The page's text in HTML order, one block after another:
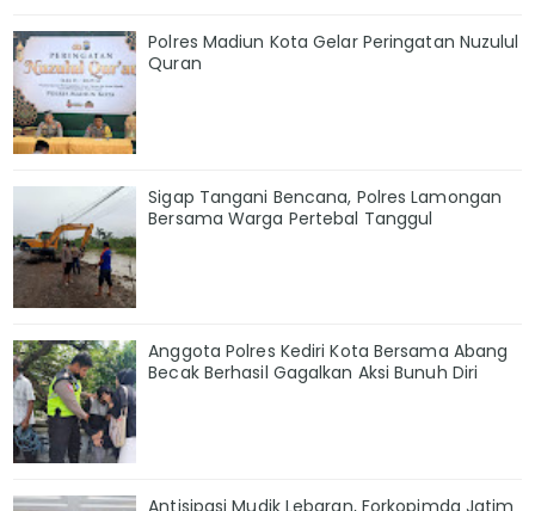
Polres Madiun Kota Gelar Peringatan Nuzulul
Quran
Sigap Tangani Bencana, Polres Lamongan
Bersama Warga Pertebal Tanggul
Anggota Polres Kediri Kota Bersama Abang
Becak Berhasil Gagalkan Aksi Bunuh Diri